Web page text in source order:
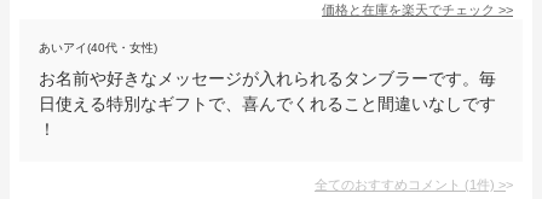
価格と在庫を楽天でチェック >>
あいアイ(40代・女性)
お名前や好きなメッセージが入れられるタンブラーです。毎
日使える特別なギフトで、喜んでくれること間違いなしです
！
全てのおすすめコメント (1件) >